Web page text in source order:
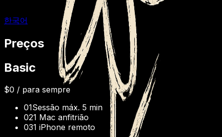
한국어
Preços
Basic
$0 / para sempre
01Sessão máx. 5 min
021 Mac anfitrião
031 iPhone remoto